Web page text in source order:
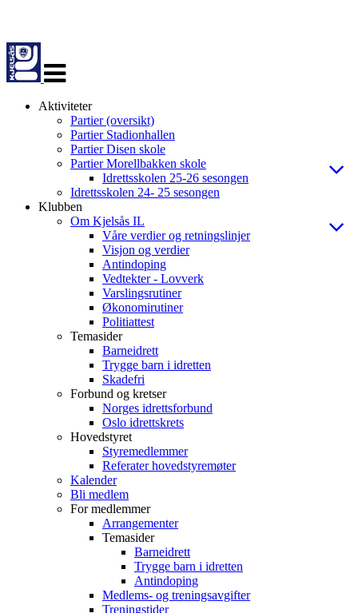
navigasjon
Aktiviteter
Partier (oversikt)
Partier Stadionhallen
Partier Disen skole
Partier Morellbakken skole
Idrettsskolen 25-26 sesongen
Idrettsskolen 24- 25 sesongen
Klubben
Om Kjelsås IL
Våre verdier og retningslinjer
Visjon og verdier
Antindoping
Vedtekter - Lovverk
Varslingsrutiner
Økonomirutiner
Politiattest
Temasider
Barneidrett
Trygge barn i idretten
Skadefri
Forbund og kretser
Norges idrettsforbund
Oslo idrettskrets
Hovedstyret
Styremedlemmer
Referater hovedstyremøter
Kalender
Bli medlem
For medlemmer
Arrangementer
Temasider
Barneidrett
Trygge barn i idretten
Antindoping
Medlems- og treningsavgifter
Treningstider